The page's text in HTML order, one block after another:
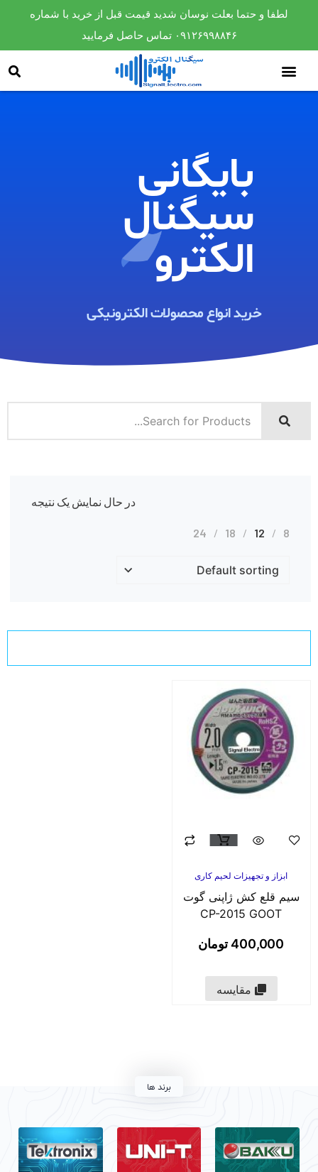
لطفا و حتما بعلت نوسان شدید قیمت قبل از خرید با شماره
۰۹۱۲۶۹۹۸۸۴۶ تماس حاصل فرمایید
بایگانی
سیگنال
الکترو​
خرید انواع محصولات الکترونیکی ​
در حال نمایش یک نتیجه
8
12
18
24
ابزاز و تجهیزات لحیم کاری
سیم قلع کش ژاپنی گوت
CP-2015 GOOT
400,000 تومان
مقایسه
برند ها